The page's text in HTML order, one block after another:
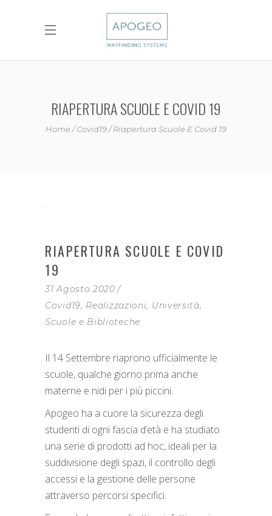
RIAPERTURA SCUOLE E COVID 19
Home Covid19 Riapertura Scuole E Covid 19
RIAPERTURA SCUOLE E COVID
19
31 Agosto 2020
Covid19, Realizzazioni, Università,
Scuole e Biblioteche
Il 14 Settembre riaprono ufficialmente le
scuole, qualche giorno prima anche
materne e nidi per i più piccini.
Apogeo ha a cuore la sicurezza degli
studenti di ogni fascia d’età e ha studiato
una serie di prodotti ad hoc, ideali per la
suddivisione degli spazi, il controllo degli
accessi e la gestione delle persone
attraverso percorsi specifici.